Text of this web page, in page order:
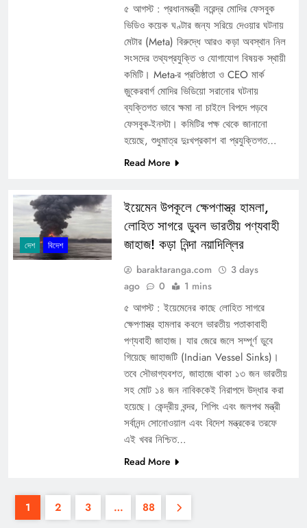
৫ আগস্ট : প্রধানমন্ত্রী নরেন্দ্র মোদির ফেসবুক
ভিডিও কয়েক ঘণ্টার জন্য সরিয়ে দেওয়ার ঘটনায়
মেটার (Meta) বিরুদ্ধে আরও কড়া অবস্থান নিল
সংসদের তথ্যপ্রযুক্তি ও যোগাযোগ বিষয়ক স্থায়ী
কমিটি। Meta-র প্রতিষ্ঠাতা ও CEO মার্ক
জ়ুকেরবার্গ মোদির ভিডিয়ো সরানোর ঘটনায়
ব্যক্তিগত ভাবে ক্ষমা না চাইলে বিপদে পড়বে
ফেসবুক-ইনস্টা। কমিটির পক্ষ থেকে জানানো
হয়েছে, শুধুমাত্র দুঃখপ্রকাশ বা প্রযুক্তিগত…
Read More
দেশ বিদেশ
ইয়েমেন উপকূলে ক্ষেপণাস্ত্র হামলা,
লোহিত সাগরে ডুবল ভারতীয় পণ্যবাহী
জাহাজ! কড়া নিন্দা নয়াদিল্লির
baraktaranga.com
3 days
ago
0 1 mins
৫ আগস্ট : ইয়েমেনের কাছে লোহিত সাগরে
ক্ষেপণাস্ত্র হামলার কবলে ভারতীয় পতাকাবাহী
পণ্যবাহী জাহাজ। যার জেরে জলে সম্পূর্ণ ডুবে
গিয়েছে জাহাজটি (Indian Vessel Sinks)।
তবে সৌভাগ্যবশত, জাহাজে থাকা ১৩ জন ভারতীয়
সহ মোট ১৪ জন নাবিককেই নিরাপদে উদ্ধার করা
হয়েছে। কেন্দ্রীয় বন্দর, শিপিং এবং জলপথ মন্ত্রী
সর্বানন্দ সোনোওয়াল এবং বিদেশ মন্ত্রকের তরফে
এই খবর নিশ্চিত…
Read More
1 2 3 … 88